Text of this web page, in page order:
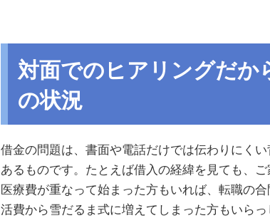
対面でのヒアリングだか
の状況
借金の問題は、書面や電話だけでは伝わりにく
あるものです。たとえば借入の経緯を見ても、
医療費が重なって始まった方もいれば、転職の合
活費から雪だるま式に増えてしまった方もいら